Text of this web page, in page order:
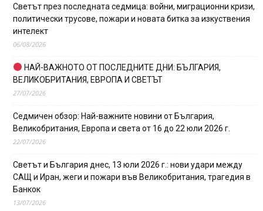
Светът през последната седмица: войни, миграционни кризи,
политически трусове, пожари и новата битка за изкуствения
интелект
06/08/2026
НАЙ-ВАЖНОТО ОТ ПОСЛЕДНИТЕ ДНИ: БЪЛГАРИЯ,
ВЕЛИКОБРИТАНИЯ, ЕВРОПА И СВЕТЪТ
27/07/2026
Седмичен обзор: Най-важните новини от България,
Великобритания, Европа и света от 16 до 22 юли 2026 г.
22/07/2026
Светът и България днес, 13 юли 2026 г.: нови удари между
САЩ и Иран, жеги и пожари във Великобритания, трагедия в
Банкок
13/07/2026